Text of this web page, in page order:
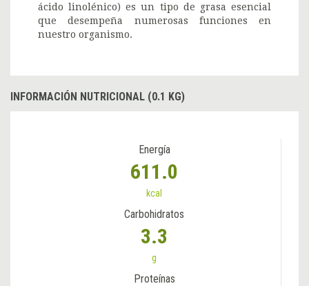
ácido linolénico) es un tipo de grasa esencial
que desempeña numerosas funciones en
nuestro organismo.
INFORMACIÓN NUTRICIONAL (0.1 KG)
Energía
611.0
kcal
Carbohidratos
3.3
g
Proteínas